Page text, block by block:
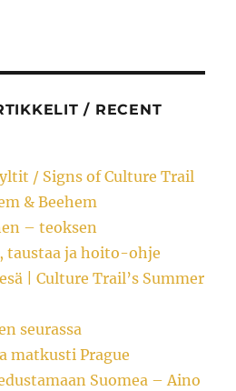
/ RECENT
/ Signs of Culture Trail
& Beehem
– teoksen
taustaa ja hoito-ohje
| Culture Trail’s Summer
seurassa
matkusti Prague
Suomea – Aino